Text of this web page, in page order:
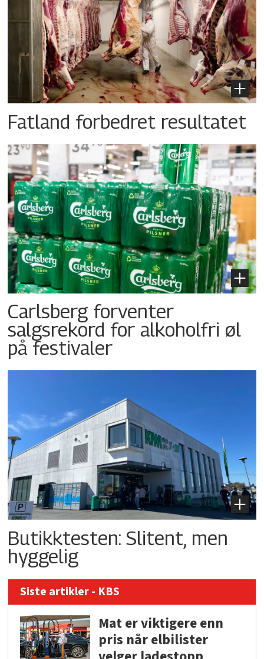
Fatland forbedret resultatet
Carlsberg forventer
salgsrekord for alkoholfri øl
på festivaler
Butikktesten: Slitent, men
hyggelig
Siste artikler - KBS
Mat er viktigere enn
pris når elbilister